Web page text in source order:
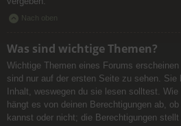
Nach oben
Was sind wichtige Themen?
Wichtige Themen eines Forums
sind nur auf der ersten Seite zu sehen. Sie
Inhalt, weswegen du sie lesen solltest.
hängt es von deinen Berechtigungen ab,
kannst oder nicht; die Berechtigungen